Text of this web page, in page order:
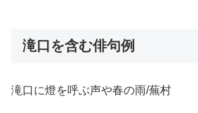
滝口を含む俳句例
滝口に燈を呼ぶ声や春の雨/蕪村